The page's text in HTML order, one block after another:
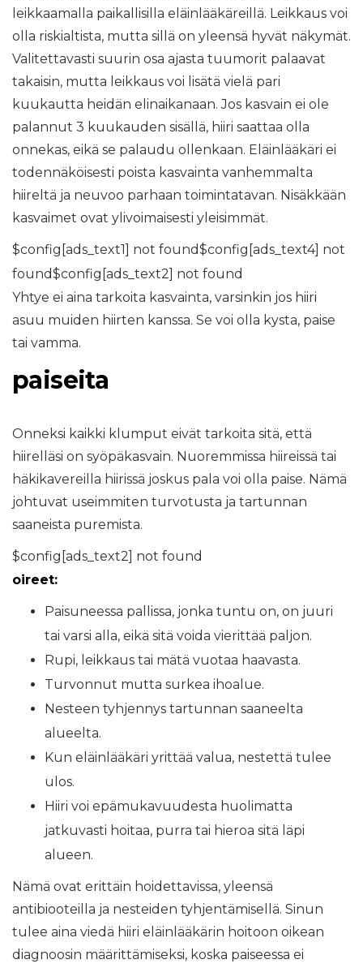
leikkaamalla paikallisilla eläinlääkäreillä. Leikkaus voi
olla riskialtista, mutta sillä on yleensä hyvät näkymät.
Valitettavasti suurin osa ajasta tuumorit palaavat
takaisin, mutta leikkaus voi lisätä vielä pari
kuukautta heidän elinaikanaan. Jos kasvain ei ole
palannut 3 kuukauden sisällä, hiiri saattaa olla
onnekas, eikä se palaudu ollenkaan. Eläinlääkäri ei
todennäköisesti poista kasvainta vanhemmalta
hiireltä ja neuvoo parhaan toimintatavan. Nisäkkään
kasvaimet ovat ylivoimaisesti yleisimmät.
$config[ads_text1] not found$config[ads_text4] not
found$config[ads_text2] not found
Yhtye ei aina tarkoita kasvainta, varsinkin jos hiiri
asuu muiden hiirten kanssa. Se voi olla kysta, paise
tai vamma.
paiseita
Onneksi kaikki klumput eivät tarkoita sitä, että
hiirelläsi on syöpäkasvain. Nuoremmissa hiireissä tai
häkikavereilla hiirissä joskus pala voi olla paise. Nämä
johtuvat useimmiten turvotusta ja tartunnan
saaneista puremista.
$config[ads_text2] not found
oireet:
Paisuneessa pallissa, jonka tuntu on, on juuri
tai varsi alla, eikä sitä voida vierittää paljon.
Rupi, leikkaus tai mätä vuotaa haavasta.
Turvonnut mutta surkea ihoalue.
Nesteen tyhjennys tartunnan saaneelta
alueelta.
Kun eläinlääkäri yrittää valua, nestettä tulee
ulos.
Hiiri voi epämukavuudesta huolimatta
jatkuvasti hoitaa, purra tai hieroa sitä läpi
alueen.
Nämä ovat erittäin hoidettavissa, yleensä
antibiooteilla ja nesteiden tyhjentämisellä. Sinun
tulee aina viedä hiiri eläinlääkärin hoitoon oikean
diagnoosin määrittämiseksi, koska paiseessa ei